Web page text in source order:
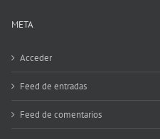
META
Acceder
Feed de entradas
Feed de comentarios